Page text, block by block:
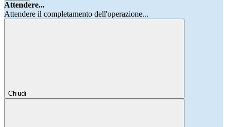
Attendere...
Attendere il completamento dell'operazione...
Chiudi